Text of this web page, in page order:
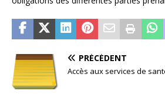
PRÉCÉDENT
Accès aux services de